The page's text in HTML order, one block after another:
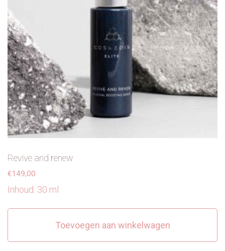
Revive and renew
€149,00
Inhoud: 30 ml
Toevoegen aan winkelwagen